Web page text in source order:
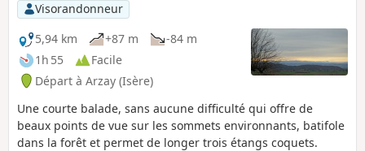
Visorandonneur
5,94 km
+87 m
-84 m
1h 55
Facile
Départ à Arzay (Isère)
Une courte balade, sans aucune difficulté qui offre de
beaux points de vue sur les sommets environnants, batifole
dans la forêt et permet de longer trois étangs coquets.